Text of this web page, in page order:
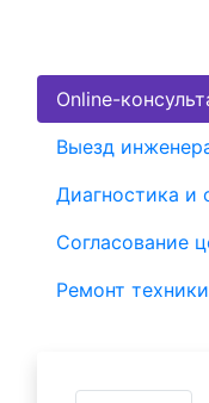
Online-
Выезд
Диагностика и
Согласование
Ремонт техники